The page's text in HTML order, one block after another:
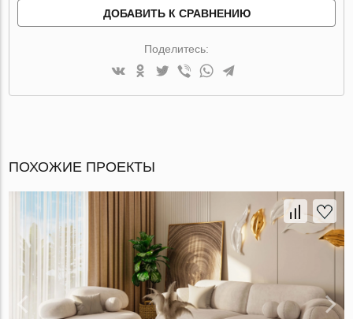
ДОБАВИТЬ К СРАВНЕНИЮ
Поделитесь:
ПОХОЖИЕ ПРОЕКТЫ